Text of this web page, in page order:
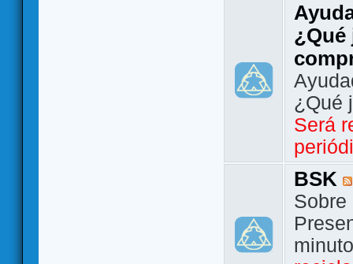
¿Qué
¿Qué
Será
BSK
Sobre